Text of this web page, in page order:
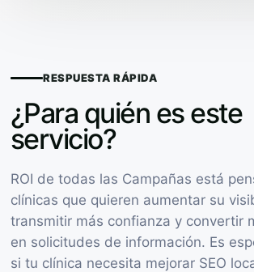
RESPUESTA RÁPIDA
¿Para quién es este
servicio?
ROI de todas las Campañas está
clínicas que quieren aumentar su
transmitir más confianza y convertir
en solicitudes de información. Es
si tu clínica necesita mejorar SEO